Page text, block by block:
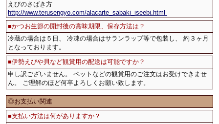
えびのさばき方
http://www.terusengyo.com/alacarte_sabaki_iseebi.html
■かつお生節の開封後の賞味期限、保存方法は？
冷蔵の場合は５日、 冷凍の場合はサランラップ等で包装し、 約３ヶ月
となっております。
■伊勢えびや貝など観賞用の配送は可能ですか？
申し訳ございません。 ペットなどの観賞用のご注文はお受けできませ
ん。 ご理解のほど何卒よろしくお願い致します。
◎お支払い関連
■支払い方法は何がありますか？